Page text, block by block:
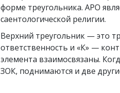
форме треугольника. АРО
саентологической религии.
Верхний треугольник — это
ответственность и «К» —
элемента взаимосвязаны.
ЗОК, поднимаются и две